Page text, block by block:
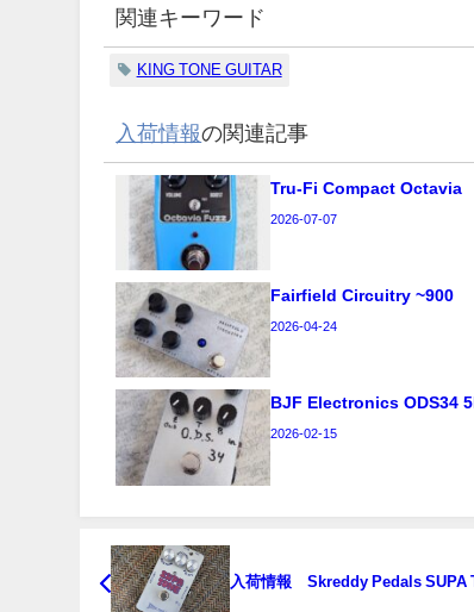
関連キーワード
KING TONE GUITAR
入荷情報の関連記事
Tru-Fi Compact Octavia
2026-07-07
Fairfield Circuitry ~900
2026-04-24
BJF Electronics ODS34
2026-02-15
入荷情報 Skreddy Pedals SUPA